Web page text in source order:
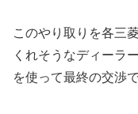
このやり取りを各三
くれそうなディーラ
を使って最終の交渉で